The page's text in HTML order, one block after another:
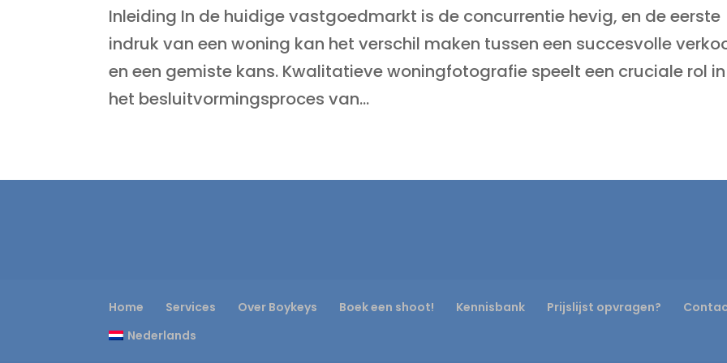
Inleiding In de huidige vastgoedmarkt is de concurrentie hevig, en de eerste
indruk van een woning kan het verschil maken tussen een succesvolle
en een gemiste kans. Kwalitatieve woningfotografie speelt een cruciale rol in
het besluitvormingsproces van...
Home Services Over Boykeys Boek een shoot! Kennisbank Prijslijst opvragen?
Nederlands